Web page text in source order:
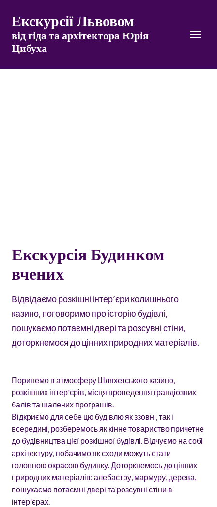
Екскурсії Львовом
від гіда та архітектора Юрія
Цибуха
Екскурсія Будинком
вчених
Відвідаємо розкішні інтер’єри колишнього
казино, поговоримо про історію будівлі,
пошукаємо потаємні двері та розсувні стіни,
доторкнемося до цінних природних матеріалів.
Поринемо в атмосферу Шляхетського казино,
розкішних інтер'єрів, місця проведення грандіозних
балів та шалених програшів.
Відкриємо для себе цю будівлю як ззовні, так і
всередині, розберемось як кінне товариство причетне
до будівництва цієї розкішної будівлі. Відчуємо на собі
архітектуру, побачимо як сходи можуть стати
головною окрасою будинку. Доторкнемось до цінних
природних матеріалів: алебастру, мармуру, дерева,
пошукаємо потаємні двері та розсувні стіни в
інтер'єрах.